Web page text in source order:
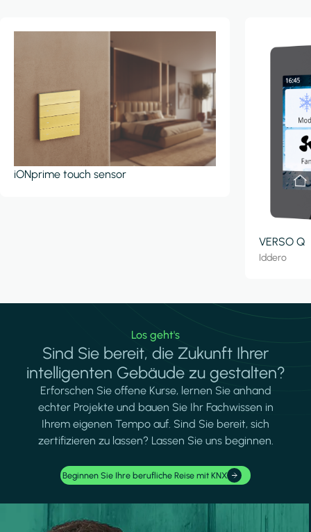
iONprime touch sensor
VERSO Q
Iddero
Los geht's
Sind Sie bereit, die Zukunft Ihrer
intelligenten Gebäude zu gestalten?
Erforschen Sie offene Kurse, lernen Sie anhand
echter Projekte und bauen Sie Ihr Fachwissen in
Ihrem eigenen Tempo auf. Sind Sie bereit, sich
zertifizieren zu lassen? Lassen Sie uns beginnen.
Beginnen Sie Ihre berufliche Reise mit KNX